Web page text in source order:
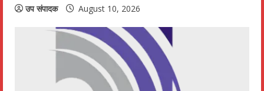
उप संपादक August 10, 2026